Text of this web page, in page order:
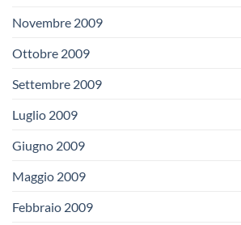
Novembre 2009
Ottobre 2009
Settembre 2009
Luglio 2009
Giugno 2009
Maggio 2009
Febbraio 2009